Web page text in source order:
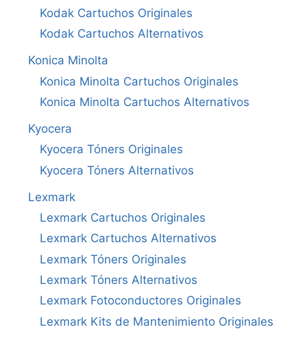
Kodak Cartuchos Originales
Kodak Cartuchos Alternativos
Konica Minolta
Konica Minolta Cartuchos Originales
Konica Minolta Cartuchos Alternativos
Kyocera
Kyocera Tóners Originales
Kyocera Tóners Alternativos
Lexmark
Lexmark Cartuchos Originales
Lexmark Cartuchos Alternativos
Lexmark Tóners Originales
Lexmark Tóners Alternativos
Lexmark Fotoconductores Originales
Lexmark Kits de Mantenimiento Originales